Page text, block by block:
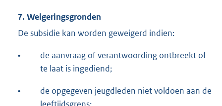
7. Weigeringsgronden
De subsidie kan worden geweigerd indien:
•
de aanvraag of verantwoording ontbreekt of
te laat is ingediend;
•
de opgegeven jeugdleden niet voldoen aan de